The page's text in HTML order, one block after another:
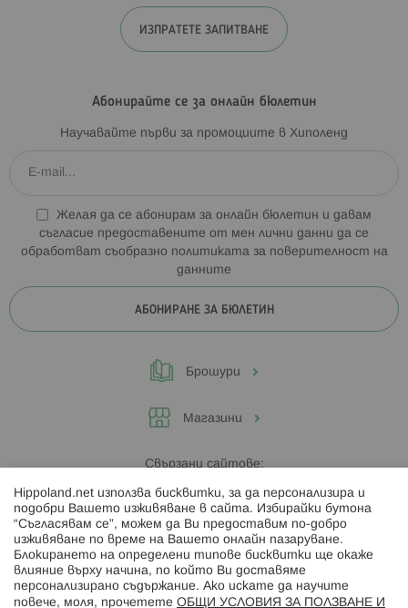
ИЗПРАТЕТЕ ЗАПИТВАНЕ
Абонирайте се за онлайн бюлетин
Научавайте първи за промоциите в Хиполенд
Желая да се абонирам за онлайн бюлетин и давам
съгласие предоставените от мен лични данни да се
обработват съобразно политиката за поверителност на
данните
АБОНИРАНЕ ЗА БЮЛЕТИН
Брошури
Магазини
Свързани сайтове:
Hippoland.ro
Последвайте ни:
Hippoland.net използва бисквитки, за да персонализира и
подобри Вашето изживяване в сайта. Избирайки бутона
“Съгласявам се”, можем да Ви предоставим по-добро
изживяване по време на Вашето онлайн пазаруване.
Блокирането на определени типове бисквитки ще окаже
влияние върху начина, по който Ви доставяме
персонализирано съдържание. Ако искате да научите
повече, моля, прочетете ОБЩИ УСЛОВИЯ ЗА ПОЛЗВАНЕ И